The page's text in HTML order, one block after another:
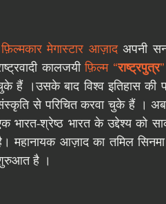
फ़िल्मकार मेगास्टार आज़ाद अपनी
कालजयी फ़िल्म “राष्ट्रपुत्र
हैं ।उसके बाद विश्व इतिहास की
से परिचित करवा चुके हैं । अब
भारत-श्रेष्ठ भारत के उद्देश्य को
महानायक आज़ाद का तमिल
है ।